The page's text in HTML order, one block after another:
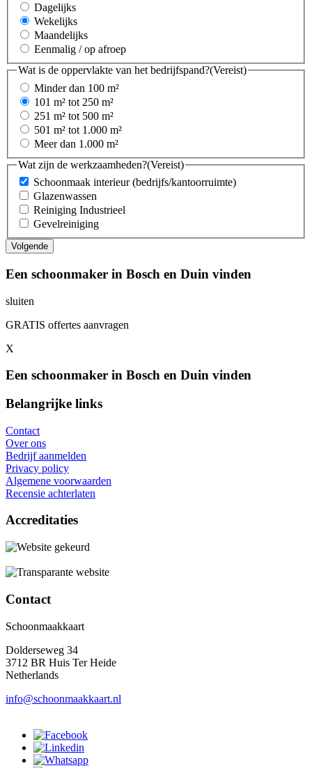
Dagelijks
Wekelijks
Maandelijks
Eenmalig / op afroep
Wat is de oppervlakte van het bedrijfspand?(Vereist)
Minder dan 100 m²
101 m² tot 250 m²
251 m² tot 500 m²
501 m² tot 1.000 m²
Meer dan 1.000 m²
Wat zijn de werkzaamheden?(Vereist)
Schoonmaak interieur (bedrijfs/kantoorruimte)
Glazenwassen
Reiniging Industrieel
Gevelreiniging
Een schoonmaker in Bosch en Duin vinden
sluiten
GRATIS offertes aanvragen
X
Een schoonmaker in Bosch en Duin vinden
Belangrijke links
Contact
Over ons
Bedrijf aanmelden
Privacy policy
Algemene voorwaarden
Recensie achterlaten
Accreditaties
Contact
Schoonmaakkaart
Dolderseweg 34
3712 BR Huis Ter Heide
Netherlands
info@schoonmaakkaart.nl